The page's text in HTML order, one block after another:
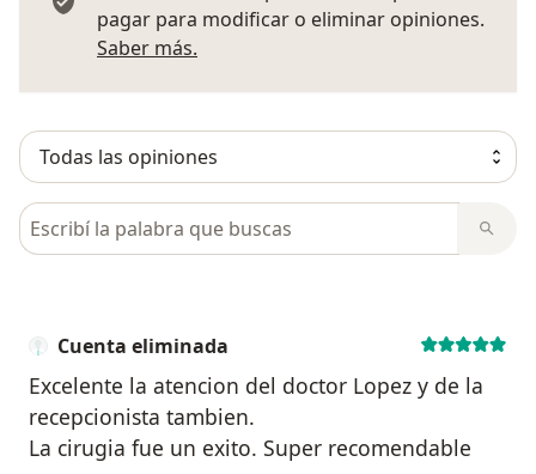
pagar para modificar o eliminar opiniones.
Saber más.
Busca en opiniones
Cuenta eliminada
Excelente la atencion del doctor Lopez y de la
recepcionista tambien.
La cirugia fue un exito. Super recomendable